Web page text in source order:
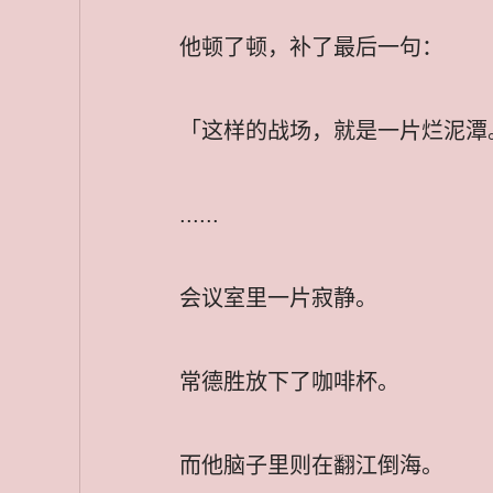
他顿了顿，补了最后一句：
「这样的战场，就是一片烂泥
......
会议室里一片寂静。
常德胜放下了咖啡杯。
而他脑子里则在翻江倒海。